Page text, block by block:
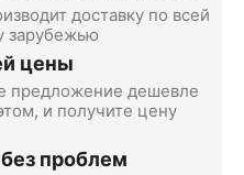
доставку по всей
зарубежью
цены
предложение дешевле
и получите цену
проблем